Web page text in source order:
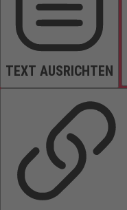
TEXT AUSRICHTEN